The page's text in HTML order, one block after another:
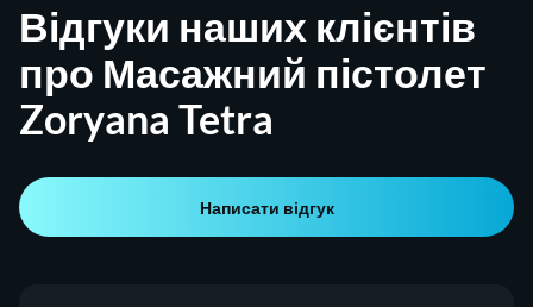
Відгуки наших клієнтів
про Масажний пістолет
Zoryana Tetra
Написати відгук